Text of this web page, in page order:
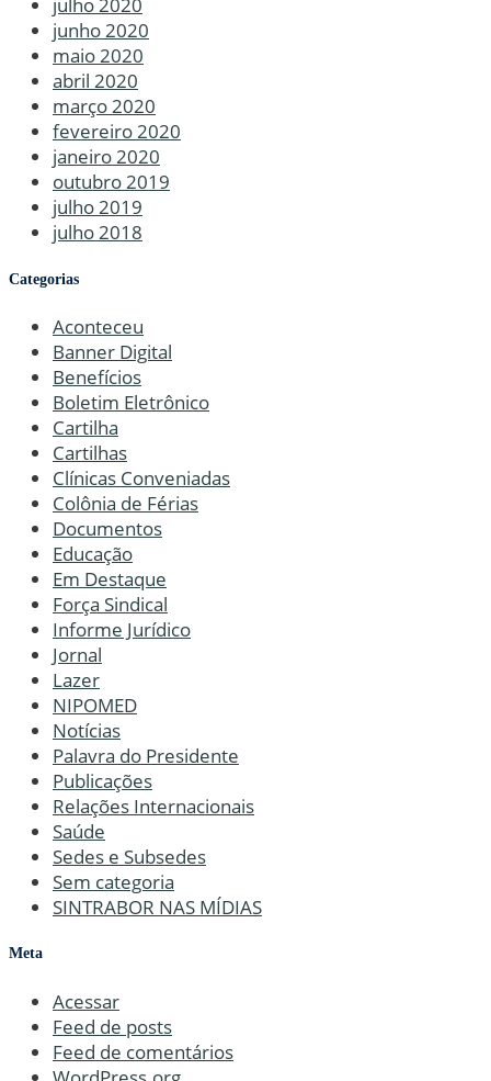
julho 2020
junho 2020
maio 2020
abril 2020
março 2020
fevereiro 2020
janeiro 2020
outubro 2019
julho 2019
julho 2018
Categorias
Aconteceu
Banner Digital
Benefícios
Boletim Eletrônico
Cartilha
Cartilhas
Clínicas Conveniadas
Colônia de Férias
Documentos
Educação
Em Destaque
Força Sindical
Informe Jurídico
Jornal
Lazer
NIPOMED
Notícias
Palavra do Presidente
Publicações
Relações Internacionais
Saúde
Sedes e Subsedes
Sem categoria
SINTRABOR NAS MÍDIAS
Meta
Acessar
Feed de posts
Feed de comentários